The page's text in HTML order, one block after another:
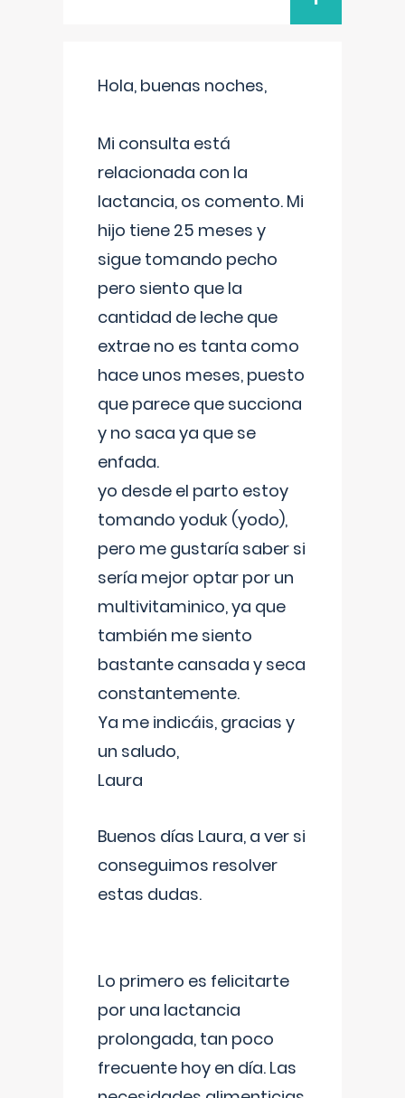
Hola, buenas noches,
Mi consulta está
relacionada con la
lactancia, os comento. Mi
hijo tiene 25 meses y
sigue tomando pecho
pero siento que la
cantidad de leche que
extrae no es tanta como
hace unos meses, puesto
que parece que succiona
y no saca ya que se
enfada.
yo desde el parto estoy
tomando yoduk (yodo),
pero me gustaría saber si
sería mejor optar por un
multivitaminico, ya que
también me siento
bastante cansada y seca
constantemente.
Ya me indicáis, gracias y
un saludo,
Laura
Buenos días Laura, a ver si
conseguimos resolver
estas dudas.
Lo primero es felicitarte
por una lactancia
prolongada, tan poco
frecuente hoy en día. Las